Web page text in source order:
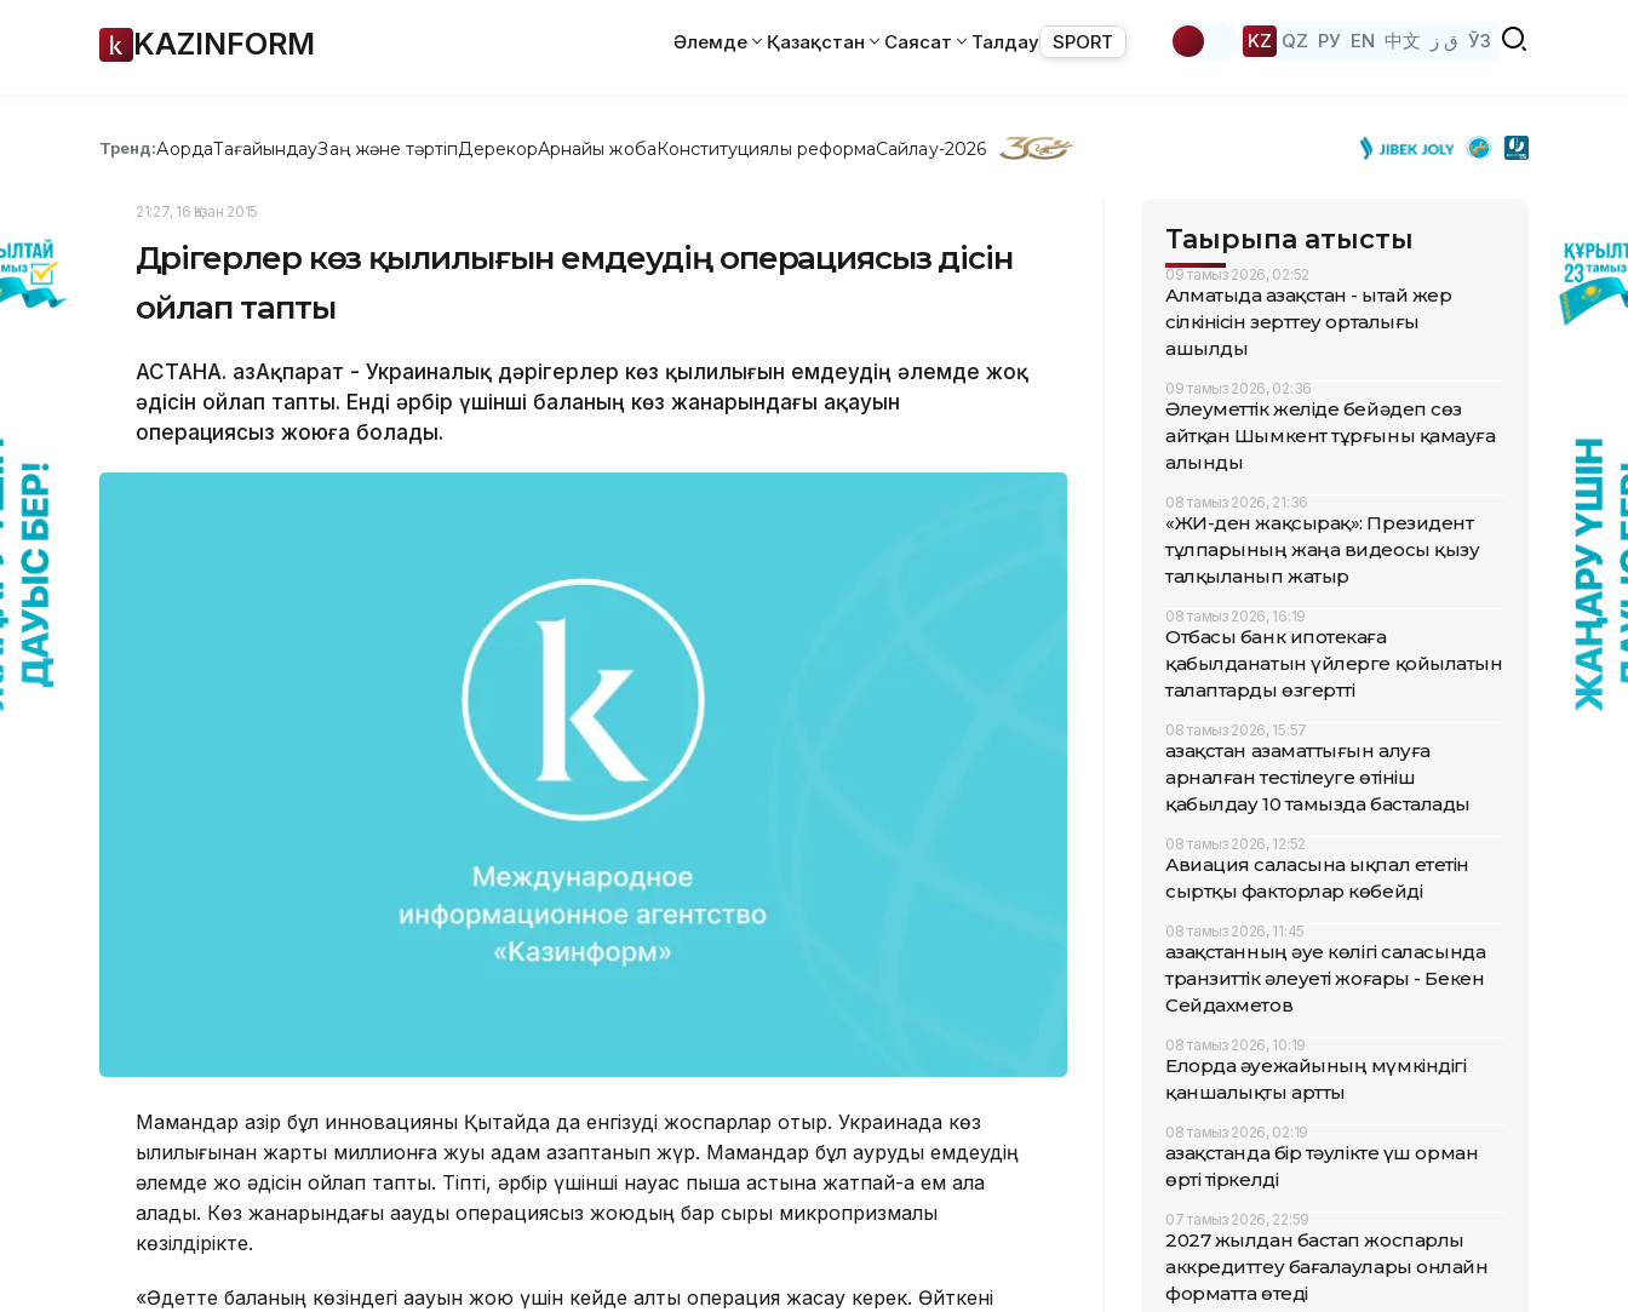
KAZINFORM Әлемде Қазақстан Саясат Талдау SPORT KZ QZ РУ EN 中文 ق ز ЎЗ
Тренд:АқордаТағайындауЗаң және тәртіпДерекқорАрнайы жобаКонституциялық реформаСайлау-2026
21:27, 16 Қазан 2015
Дәрігерлер көз қылилығын емдеудің операциясыз әдісін
ойлап тапты
АСТАНА. ҚазАқпарат - Украиналық дәрігерлер көз қылилығын емдеудің әлемде жоқ
әдісін ойлап тапты. Енді әрбір үшінші баланың көз жанарындағы ақауын
операциясыз жоюға болады.
Мамандар қазір бұл инновацияны Қытайда да енгізуді жоспарлар отыр. Украинада көз
қылилығынан жарты миллионға жуық адам азаптанып жүр. Мамандар бұл ауруды емдеудің
әлемде жоқ әдісін ойлап тапты. Тіпті, әрбір үшінші науқас пышақ астына жатпай-ақ ем ала
алады. Көз жанарындағы ақауды операциясыз жоюдың бар сыры микропризмалық
көзілдірікте.
«Әдетте баланың көзіндегі ақауын жою үшін кейде алты операция жасау керек. Өйткені
Тақырыпқа қатысты
09 тамыз 2026, 02:52
Алматыда Қазақстан - Қытай жер
сілкінісін зерттеу орталығы
ашылды
09 тамыз 2026, 02:36
Әлеуметтік желіде бейәдеп сөз
айтқан Шымкент тұрғыны қамауға
алынды
08 тамыз 2026, 21:36
«ЖИ-ден жақсырақ»: Президент
тұлпарының жаңа видеосы қызу
талқыланып жатыр
08 тамыз 2026, 16:19
Отбасы банк ипотекаға
қабылданатын үйлерге қойылатын
талаптарды өзгертті
08 тамыз 2026, 15:57
Қазақстан азаматтығын алуға
арналған тестілеуге өтініш
қабылдау 10 тамызда басталады
08 тамыз 2026, 12:52
Авиация саласына ықпал ететін
сыртқы факторлар көбейді
08 тамыз 2026, 11:45
Қазақстанның әуе көлігі саласында
транзиттік әлеуеті жоғары - Бекен
Сейдахметов
08 тамыз 2026, 10:19
Елорда әуежайының мүмкіндігі
қаншалықты артты
08 тамыз 2026, 02:19
Қазақстанда бір тәулікте үш орман
өрті тіркелді
07 тамыз 2026, 22:59
2027 жылдан бастап жоспарлы
аккредиттеу бағалаулары онлайн
форматта өтеді